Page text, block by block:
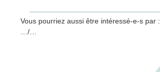
Vous pourriez aussi être intéressé-e-s par :
…/…